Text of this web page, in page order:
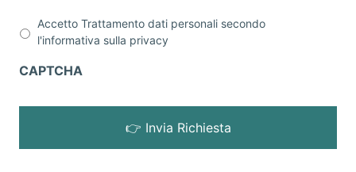
Accetto Trattamento dati personali secondo
l'informativa sulla privacy
CAPTCHA